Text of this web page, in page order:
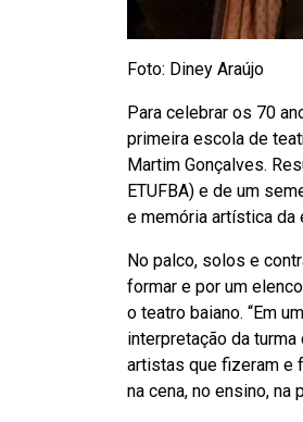
Foto: Diney Araújo
Para celebrar os 70
primeira escola de
Martim Gonçalves.
ETUFBA) e de um
e memória artística da
No palco, solos e
formar e por um
o teatro baiano. “Em
interpretação da
artistas que fizeram e
na cena, no ensino, na